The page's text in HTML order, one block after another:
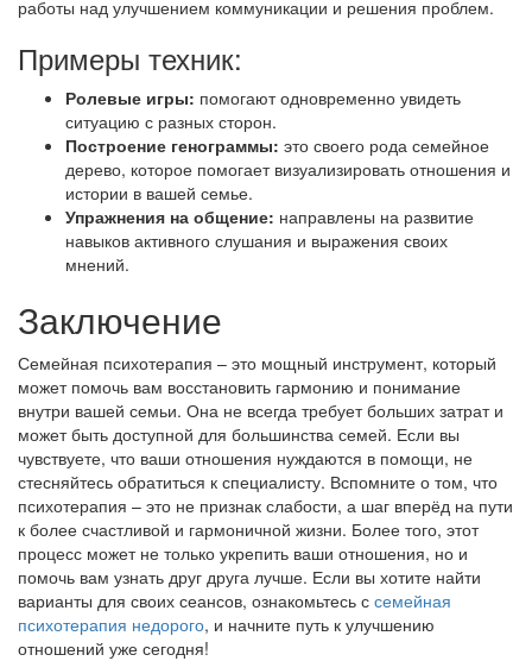
работы над улучшением коммуникации и решения проблем.
Примеры техник:
Ролевые игры: помогают одновременно увидеть
ситуацию с разных сторон.
Построение генограммы: это своего рода семейное
дерево, которое помогает визуализировать отношения и
истории в вашей семье.
Упражнения на общение: направлены на развитие
навыков активного слушания и выражения своих
мнений.
Заключение
Семейная психотерапия – это мощный инструмент, который
может помочь вам восстановить гармонию и понимание
внутри вашей семьи. Она не всегда требует больших затрат и
может быть доступной для большинства семей. Если вы
чувствуете, что ваши отношения нуждаются в помощи, не
стесняйтесь обратиться к специалисту. Вспомните о том, что
психотерапия – это не признак слабости, а шаг вперёд на пути
к более счастливой и гармоничной жизни. Более того, этот
процесс может не только укрепить ваши отношения, но и
помочь вам узнать друг друга лучше. Если вы хотите найти
варианты для своих сеансов, ознакомьтесь с семейная
психотерапия недорого, и начните путь к улучшению
отношений уже сегодня!